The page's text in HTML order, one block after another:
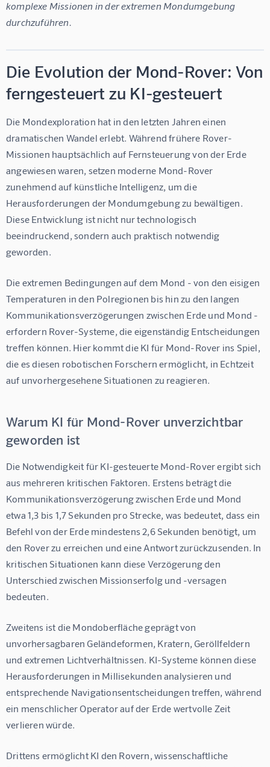
komplexe Missionen in der extremen Mondumgebung
durchzuführen.
Die Evolution der Mond-Rover: Von
ferngesteuert zu KI-gesteuert
Die Mondexploration hat in den letzten Jahren einen
dramatischen Wandel erlebt. Während frühere Rover-
Missionen hauptsächlich auf Fernsteuerung von der Erde
angewiesen waren, setzen moderne Mond-Rover
zunehmend auf künstliche Intelligenz, um die
Herausforderungen der Mondumgebung zu bewältigen.
Diese Entwicklung ist nicht nur technologisch
beeindruckend, sondern auch praktisch notwendig
geworden.
Die extremen Bedingungen auf dem Mond - von den eisigen
Temperaturen in den Polregionen bis hin zu den langen
Kommunikationsverzögerungen zwischen Erde und Mond -
erfordern Rover-Systeme, die eigenständig Entscheidungen
treffen können. Hier kommt die KI für Mond-Rover ins Spiel,
die es diesen robotischen Forschern ermöglicht, in Echtzeit
auf unvorhergesehene Situationen zu reagieren.
Warum KI für Mond-Rover unverzichtbar
geworden ist
Die Notwendigkeit für KI-gesteuerte Mond-Rover ergibt sich
aus mehreren kritischen Faktoren. Erstens beträgt die
Kommunikationsverzögerung zwischen Erde und Mond
etwa 1,3 bis 1,7 Sekunden pro Strecke, was bedeutet, dass ein
Befehl von der Erde mindestens 2,6 Sekunden benötigt, um
den Rover zu erreichen und eine Antwort zurückzusenden. In
kritischen Situationen kann diese Verzögerung den
Unterschied zwischen Missionserfolg und -versagen
bedeuten.
Zweitens ist die Mondoberfläche geprägt von
unvorhersagbaren Geländeformen, Kratern, Geröllfeldern
und extremen Lichtverhältnissen. KI-Systeme können diese
Herausforderungen in Millisekunden analysieren und
entsprechende Navigationsentscheidungen treffen, während
ein menschlicher Operator auf der Erde wertvolle Zeit
verlieren würde.
Drittens ermöglicht KI den Rovern, wissenschaftliche